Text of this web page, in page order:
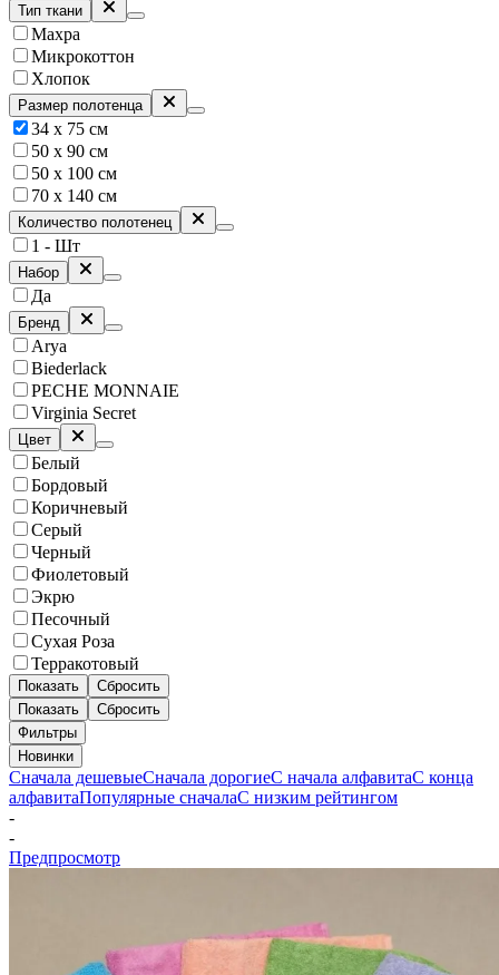
Тип ткани
Махра
Микрокоттон
Хлопок
Размер полотенца
34 x 75 см
50 х 90 см
50 х 100 см
70 х 140 см
Количество полотенец
1 - Шт
Набор
Да
Бренд
Arya
Biederlack
PECHE MONNAIE
Virginia Secret
Цвет
Белый
Бордовый
Коричневый
Серый
Черный
Фиолетовый
Экрю
Песочный
Сухая Роза
Терракотовый
Показать
Сбросить
Показать
Сбросить
Фильтры
Новинки
Сначала дешевыеСначала дорогиеС начала алфавитаС конца
алфавитаПопулярные сначалаС низким рейтингом
-
-
Предпросмотр